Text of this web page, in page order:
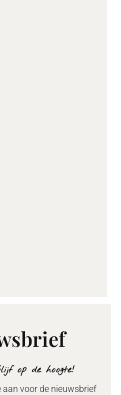
op de hoogte!
aan voor de nieuwsbrief